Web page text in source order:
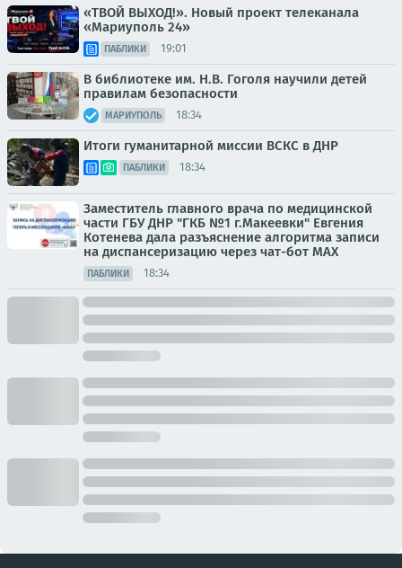
«ТВОЙ ВЫХОД!». Новый проект телеканала
«Мариуполь 24»
ПАБЛИКИ 19:01
В библиотеке им. Н.В. Гоголя научили детей
правилам безопасности
МАРИУПОЛЬ 18:34
Итоги гуманитарной миссии ВСКС в ДНР
ПАБЛИКИ 18:34
Заместитель главного врача по медицинской
части ГБУ ДНР "ГКБ №1 г.Макеевки" Евгения
Котенева дала разъяснение алгоритма записи
на диспансеризацию через чат-бот МАХ
ПАБЛИКИ 18:34